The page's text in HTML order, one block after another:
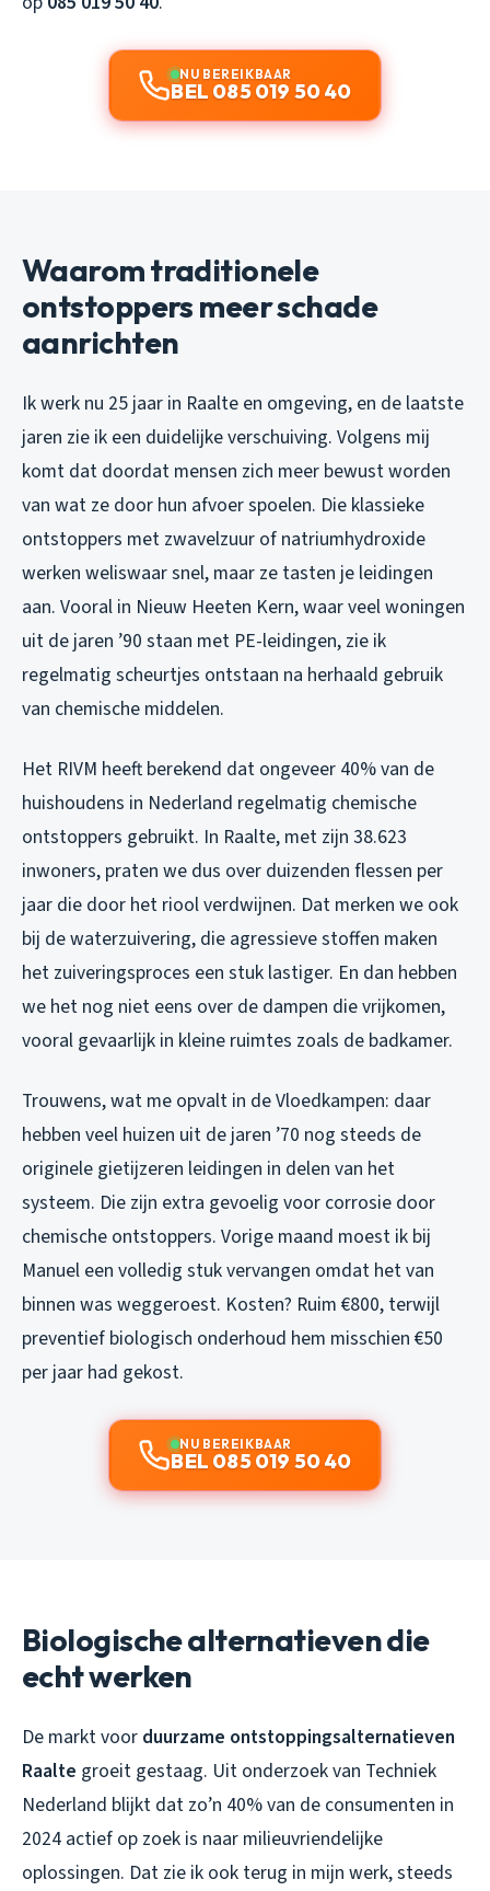
NU BEREIKBAAR
BEL 085 019 50 40
Waarom traditionele
ontstoppers meer schade
aanrichten
Ik werk nu 25 jaar in Raalte en omgeving, en de laatste
jaren zie ik een duidelijke verschuiving. Volgens mij
komt dat doordat mensen zich meer bewust worden
van wat ze door hun afvoer spoelen. Die klassieke
ontstoppers met zwavelzuur of natriumhydroxide
werken weliswaar snel, maar ze tasten je leidingen
aan. Vooral in Nieuw Heeten Kern, waar veel woningen
uit de jaren ’90 staan met PE-leidingen, zie ik
regelmatig scheurtjes ontstaan na herhaald gebruik
van chemische middelen.
Het RIVM heeft berekend dat ongeveer 40% van de
huishoudens in Nederland regelmatig chemische
ontstoppers gebruikt. In Raalte, met zijn 38.623
inwoners, praten we dus over duizenden flessen per
jaar die door het riool verdwijnen. Dat merken we ook
bij de waterzuivering, die agressieve stoffen maken
het zuiveringsproces een stuk lastiger. En dan hebben
we het nog niet eens over de dampen die vrijkomen,
vooral gevaarlijk in kleine ruimtes zoals de badkamer.
Trouwens, wat me opvalt in de Vloedkampen: daar
hebben veel huizen uit de jaren ’70 nog steeds de
originele gietijzeren leidingen in delen van het
systeem. Die zijn extra gevoelig voor corrosie door
chemische ontstoppers. Vorige maand moest ik bij
Manuel een volledig stuk vervangen omdat het van
binnen was weggeroest. Kosten? Ruim €800, terwijl
preventief biologisch onderhoud hem misschien €50
per jaar had gekost.
NU BEREIKBAAR
BEL 085 019 50 40
Biologische alternatieven die
echt werken
De markt voor duurzame ontstoppingsalternatieven
Raalte groeit gestaag. Uit onderzoek van Techniek
Nederland blijkt dat zo’n 40% van de consumenten in
2024 actief op zoek is naar milieuvriendelijke
oplossingen. Dat zie ik ook terug in mijn werk, steeds